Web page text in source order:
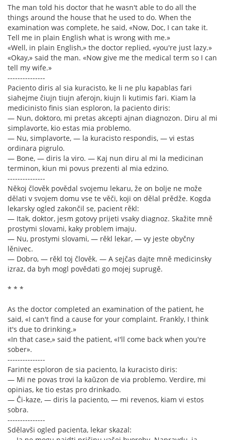
The man told his doctor that he wasn't able to do all the
things around the house that he used to do. When the
examination was complete, he said, «Now, Doc, I can take it.
Tell me in plain English what is wrong with me.»
«Well, in plain English,» the doctor replied, «you're just lazy.»
«Okay,» said the man. «Now give me the medical term so I can
tell my wife.»
---------------
Paciento diris al sia kuracisto, ke li ne plu kapablas fari
siahejme ĉiujn tiujn aferojn, kiujn li kutimis fari. Kiam la
medicinisto finis sian esploron, la paciento diris:
— Nun, doktoro, mi pretas akcepti ajnan diagnozon. Diru al mi
simplavorte, kio estas mia problemo.
— Nu, simplavorte, — la kuracisto respondis, — vi estas
ordinara pigrulo.
— Bone, — diris la viro. — Kaj nun diru al mi la medicinan
terminon, kiun mi povus prezenti al mia edzino.
---------------
Někoj člověk povědal svojemu lekaru, že on bolje ne može
dělati v svojem domu vse te věči, koji on dělal prědže. Kogda
lekarsky ogled zakončil se, pacient rěkl:
— Itak, doktor, jesm gotovy prijeti vsaky diagnoz. Skažite mně
prostymi slovami, kaky problem imaju.
— Nu, prostymi slovami, — rěkl lekar, — vy jeste obyčny
lěnivec.
— Dobro, — rěkl toj člověk. — A sejčas dajte mně medicinsky
izraz, da byh mogl povědati go mojej suprugě.
* * *
As the doctor completed an examination of the patient, he
said, «I can't find a cause for your complaint. Frankly, I think
it's due to drinking.»
«In that case,» said the patient, «I'll come back when you're
sober».
---------------
Farinte esploron de sia paciento, la kuracisto diris:
— Mi ne povas trovi la kaŭzon de via problemo. Verdire, mi
opinias, ke tio estas pro drinkado.
— Ĉi-kaze, — diris la paciento, — mi revenos, kiam vi estos
sobra.
---------------
Sdělavši ogled pacienta, lekar skazal: